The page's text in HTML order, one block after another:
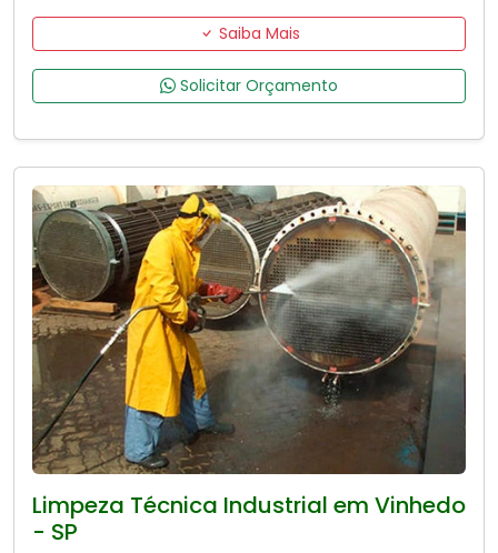
Saiba Mais
Solicitar Orçamento
Limpeza Técnica Industrial em Vinhedo
- SP